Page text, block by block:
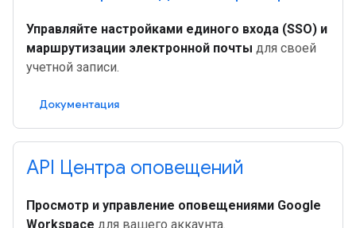
Управляйте настройками единого входа (SSO) и
маршрутизации электронной почты для своей
учетной записи.
Документация
API Центра оповещений
Просмотр и управление оповещениями Google
Workspace для вашего аккаунта.